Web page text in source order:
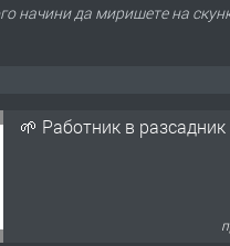
начини да миришете на
🌱 Работник в разсадник